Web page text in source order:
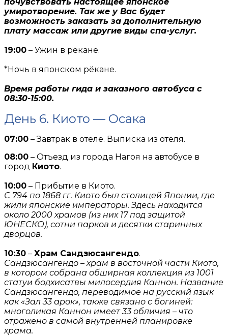
умиротворение. Так же у Вас будет
возможность заказать за дополнительную
плату массаж или другие виды спа-услуг.
19:00 – Ужин в рёкане.
*Ночь в японском рёкане.
Время работы гида и заказного автобуса с
08:30-15:00.
День 6. Киото — Осака
07:00 – Завтрак в отеле. Выписка из отеля.
08:00 – Отъезд из города Нагоя на автобусе в
город Киото.
10:00 – Прибытие в Киото.
С 794 по 1868 гг. Киото был столицей Японии, где
жили японские императоры. Здесь находится
около 2000 храмов (из них 17 под защитой
ЮНЕСКО), сотни парков и десятки старинных
дворцов.
10:30 – Храм Сандзюсангендо.
Сандзюсангендо – храм в восточной части Киото,
в котором собрана обширная коллекция из 1001
статуи бодхисатвы милосердия Каннон. Название
Сандзюсангендо, переводимое на русский язык
как «Зал 33 арок», также связано с богиней:
многоликая Каннон имеет 33 обличия – что
отражено в самой внутренней планировке
храма.